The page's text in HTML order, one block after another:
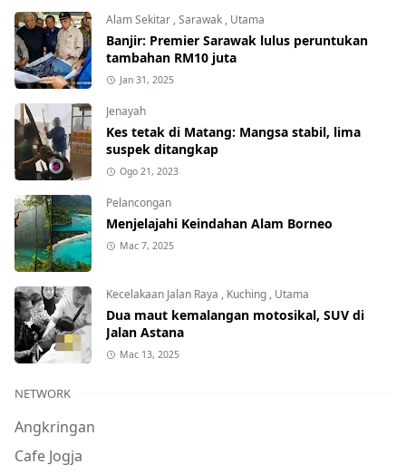
Alam Sekitar ,Sarawak , Utama
Banjir: Premier Sarawak lulus peruntukan
tambahan RM10 juta
Jan 31, 2025
Jenayah
Kes tetak di Matang: Mangsa stabil, lima
suspek ditangkap
Ogo 21, 2023
Pelancongan
Menjelajahi Keindahan Alam Borneo
Mac 7, 2025
Kecelakaan Jalan Raya , Kuching , Utama
Dua maut kemalangan motosikal, SUV di
Jalan Astana
Mac 13, 2025
NETWORK
Angkringan
Cafe Jogja